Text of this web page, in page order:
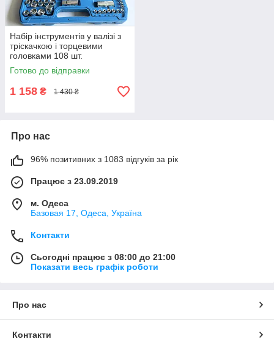
Набір інструментів у валізі з
тріскачкою і торцевими
головками 108 шт.
Готово до відправки
1 158 ₴ 1 430 ₴
Про нас
96% позитивних з 1083 відгуків за рік
Працює з 23.09.2019
м. Одеса
Базовая 17, Одеса, Україна
Контакти
Сьогодні працює з 08:00 до 21:00
Показати весь графік роботи
Про нас
Контакти